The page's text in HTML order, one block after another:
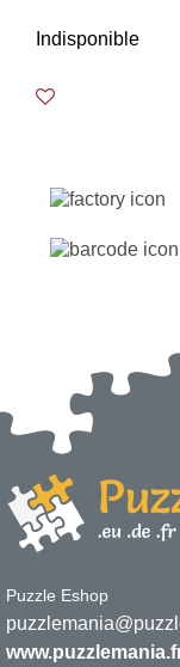
Indisponible
Puzzle Eshop